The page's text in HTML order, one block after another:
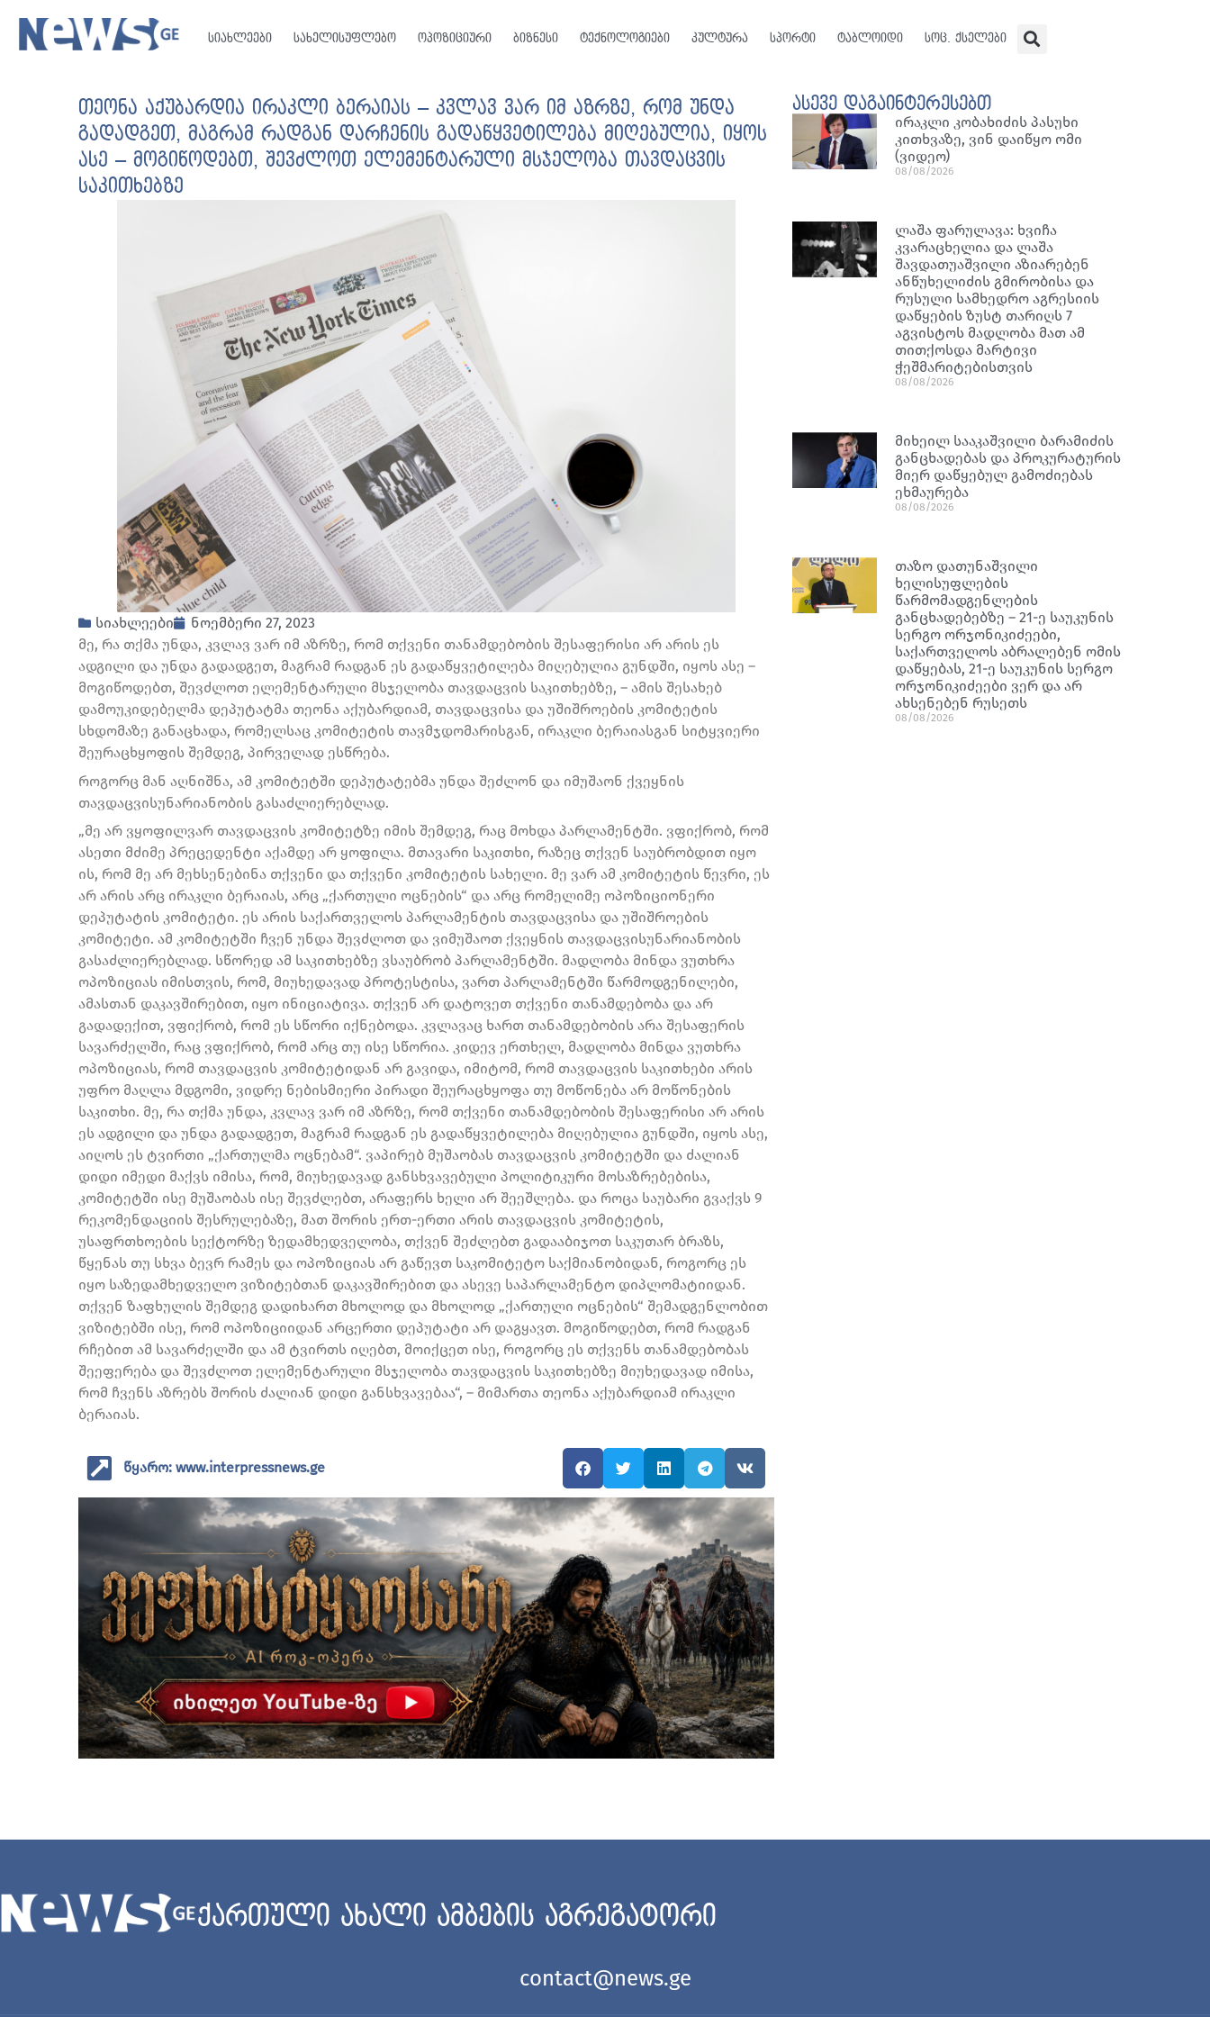
სიახლეები სახელისუფლებო ოპოზიციური ბიზნესი ტექნოლოგიები კულტურა სპორტი ტაბლოიდი სოც. ქსელები
თეონა აქუბარდია ირაკლი ბერაიას – კვლავ ვარ იმ აზრზე, რომ უნდა
გადადგეთ, მაგრამ რადგან დარჩენის გადაწყვეტილება მიღებულია, იყოს
ასე – მოგიწოდებთ, შევძლოთ ელემენტარული მსჯელობა თავდაცვის
საკითხებზე
სიახლეები
ნოემბერი 27, 2023
მე, რა თქმა უნდა, კვლავ ვარ იმ აზრზე, რომ თქვენი თანამდებობის შესაფერისი არ არის ეს
ადგილი და უნდა გადადგეთ, მაგრამ რადგან ეს გადაწყვეტილება მიღებულია გუნდში, იყოს ასე –
მოგიწოდებთ, შევძლოთ ელემენტარული მსჯელობა თავდაცვის საკითხებზე, – ამის შესახებ
დამოუკიდებელმა დეპუტატმა თეონა აქუბარდიამ, თავდაცვისა და უშიშროების კომიტეტის
სხდომაზე განაცხადა, რომელსაც კომიტეტის თავმჯდომარისგან, ირაკლი ბერაიასგან სიტყვიერი
შეურაცხყოფის შემდეგ, პირველად ესწრება.
როგორც მან აღნიშნა, ამ კომიტეტში დეპუტატებმა უნდა შეძლონ და იმუშაონ ქვეყნის
თავდაცვისუნარიანობის გასაძლიერებლად.
„მე არ ვყოფილვარ თავდაცვის კომიტეტზე იმის შემდეგ, რაც მოხდა პარლამენტში. ვფიქრობ, რომ
ასეთი მძიმე პრეცედენტი აქამდე არ ყოფილა. მთავარი საკითხი, რაზეც თქვენ საუბრობდით იყო
ის, რომ მე არ მეხსენებინა თქვენი და თქვენი კომიტეტის სახელი. მე ვარ ამ კომიტეტის წევრი, ეს
არ არის არც ირაკლი ბერაიას, არც „ქართული ოცნების“ და არც რომელიმე ოპოზიციონერი
დეპუტატის კომიტეტი. ეს არის საქართველოს პარლამენტის თავდაცვისა და უშიშროების
კომიტეტი. ამ კომიტეტში ჩვენ უნდა შევძლოთ და ვიმუშაოთ ქვეყნის თავდაცვისუნარიანობის
გასაძლიერებლად. სწორედ ამ საკითხებზე ვსაუბრობ პარლამენტში. მადლობა მინდა ვუთხრა
ოპოზიციას იმისთვის, რომ, მიუხედავად პროტესტისა, ვართ პარლამენტში წარმოდგენილები,
ამასთან დაკავშირებით, იყო ინიციატივა. თქვენ არ დატოვეთ თქვენი თანამდებობა და არ
გადადექით, ვფიქრობ, რომ ეს სწორი იქნებოდა. კვლავაც ხართ თანამდებობის არა შესაფერის
სავარძელში, რაც ვფიქრობ, რომ არც თუ ისე სწორია. კიდევ ერთხელ, მადლობა მინდა ვუთხრა
ოპოზიციას, რომ თავდაცვის კომიტეტიდან არ გავიდა, იმიტომ, რომ თავდაცვის საკითხები არის
უფრო მაღლა მდგომი, ვიდრე ნებისმიერი პირადი შეურაცხყოფა თუ მოწონება არ მოწონების
საკითხი. მე, რა თქმა უნდა, კვლავ ვარ იმ აზრზე, რომ თქვენი თანამდებობის შესაფერისი არ არის
ეს ადგილი და უნდა გადადგეთ, მაგრამ რადგან ეს გადაწყვეტილება მიღებულია გუნდში, იყოს ასე,
აიღოს ეს ტვირთი „ქართულმა ოცნებამ“. ვაპირებ მუშაობას თავდაცვის კომიტეტში და ძალიან
დიდი იმედი მაქვს იმისა, რომ, მიუხედავად განსხვავებული პოლიტიკური მოსაზრებებისა,
კომიტეტში ისე მუშაობას ისე შევძლებთ, არაფერს ხელი არ შეეშლება. და როცა საუბარი გვაქვს 9
რეკომენდაციის შესრულებაზე, მათ შორის ერთ-ერთი არის თავდაცვის კომიტეტის,
უსაფრთხოების სექტორზე ზედამხედველობა, თქვენ შეძლებთ გადააბიჯოთ საკუთარ ბრაზს,
წყენას თუ სხვა ბევრ რამეს და ოპოზიციას არ გაწევთ საკომიტეტო საქმიანობიდან, როგორც ეს
იყო საზედამხედველო ვიზიტებთან დაკავშირებით და ასევე საპარლამენტო დიპლომატიიდან.
თქვენ ზაფხულის შემდეგ დადიხართ მხოლოდ და მხოლოდ „ქართული ოცნების“ შემადგენლობით
ვიზიტებში ისე, რომ ოპოზიციიდან არცერთი დეპუტატი არ დაგყავთ. მოგიწოდებთ, რომ რადგან
რჩებით ამ სავარძელში და ამ ტვირთს იღებთ, მოიქცეთ ისე, როგორც ეს თქვენს თანამდებობას
შეეფერება და შევძლოთ ელემენტარული მსჯელობა თავდაცვის საკითხებზე მიუხედავად იმისა,
რომ ჩვენს აზრებს შორის ძალიან დიდი განსხვავებაა“, – მიმართა თეონა აქუბარდიამ ირაკლი
ბერაიას.
წყარო: www.interpressnews.ge
ასევე დაგაინტერესებთ
ირაკლი კობახიძის პასუხი
კითხვაზე, ვინ დაიწყო ომი
(ვიდეო)
08/08/2026
ლაშა ფარულავა: ხვიჩა
კვარაცხელია და ლაშა
შავდათუაშვილი აზიარებენ
ანწუხელიძის გმირობისა და
რუსული სამხედრო აგრესიის
დაწყების ზუსტ თარიღს 7
აგვისტოს მადლობა მათ ამ
თითქოსდა მარტივი
ჭეშმარიტებისთვის
08/08/2026
მიხეილ სააკაშვილი ბარამიძის
განცხადებას და პროკურატურის
მიერ დაწყებულ გამოძიებას
ეხმაურება
08/08/2026
თაზო დათუნაშვილი
ხელისუფლების
წარმომადგენლების
განცხადებებზე – 21-ე საუკუნის
სერგო ორჯონიკიძეები,
საქართველოს აბრალებენ ომის
დაწყებას, 21-ე საუკუნის სერგო
ორჯონიკიძეები ვერ და არ
ახსენებენ რუსეთს
08/08/2026
ქართული ახალი ამბების აგრეგატორი
contact@news.ge